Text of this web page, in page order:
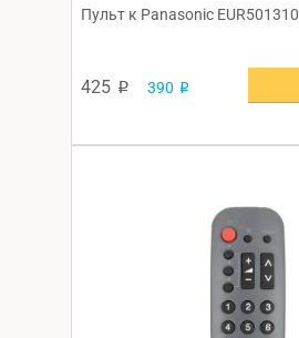
Пульт к Panasonic EUR501310
425 p 390 p